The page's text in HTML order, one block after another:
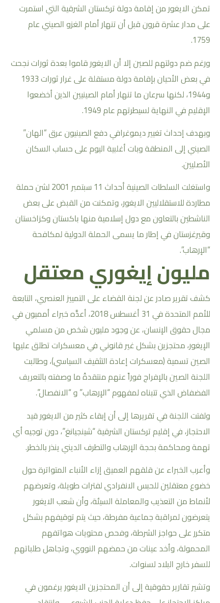
تمكن الايغور من إقامة دولة تركستان الشرقية التي استمرت
على مدار عشرة قرون قبل أن تنهار أمام الغزو الصيني عام
1759.
ورغم ضم دولتهم للصين إلا أن الايغور قاموا بعدة ثورات نجحت
في بعض الأحيان بإقامة دولة مستقلة على غرار ثورات 1933
و1944، لكنها سرعان ما تنهار أمام الصينيين الذين أخضعوا
الإقليم في النهاية لسيطرتهم عام 1949.
وبهدف إحداث تغيير ديموغرافي دفع الصينيون عرق “الهان”
الصيني إلى المنطقة وبات أغلبية اليوم على حساب السكان
الأصليين.
واستغلت السلطات الصينية أحداث 11 سبتمبر 2001 لشن حملة
مطاردة للاستقلاليين الايغور، وتمكنت من القبض على بعض
الناشطين بالتعاون مع دول إسلامية منها باكستان وكزاخستان
وقيرغزستان في إطار ما يسمى الحملة الدولية لمكافحة
“الإرهاب”.
مليون إيغوري معتقل
كشف تقرير صادر عن لجنة القضاء على التمييز العنصري، التابعة
للأمم المتحدة في 31 أغسطس 2018، أعدَّه خبراء أمميون في
مجال حقوق الإنسان، عن وجود مليون شخص من مسلمي
الإيغور، محتجزين بشكل غير قانوني في معسكرات تطلق عليها
الصين تسمية (معسكرات إعادة التثقيف السياسي)، وطالبت
اللجنة الصين بالإفراج فوراً عنهم منتقدةً ما وصفته بالتعريف
الفضفاض الذي تتبناه لمفهوم “الإرهاب” و “الانفصال”.
ولفتت اللجنة في تقريرها إلى أن إبقاء كثير من الايغور قيد
الاحتجاز، في إقليم تركستان الشرقية “شينجيانغ”، دون توجيه أي
تهمة ومحاكمة بحجة الإرهاب والتطرف الديني ينذر بالخطر.
وأعرب الخبراء عن قلقهم العميق إزاء الأنباء المتواترة حول
خضوع معتقلين للحبس الانفرادي لفترات طويلة، وتعرضهم
لأنماط من التعذيب والمعاملة السيئة، وأن شعب الايغور
يتعرضون لمراقبة جماعية مفرطة، حيث يتم توقيفهم بشكل
متكرر على حواجز الشرطة، وفحص محتويات هواتفهم
المحمولة، وأخد عينات من حمضهم النووي، وتجاهل طلباتهم
للسفر خارج البلاد لسنوات.
وتشير تقارير حقوقية إلى أن المحتجزين الايغور يرغمون في